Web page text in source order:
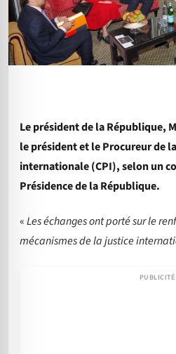
Le président de la République,
le président et le Procureur de
internationale (CPI), selon un
Présidence de la République.
«Les échanges ont porté sur le
mécanismes de la justice